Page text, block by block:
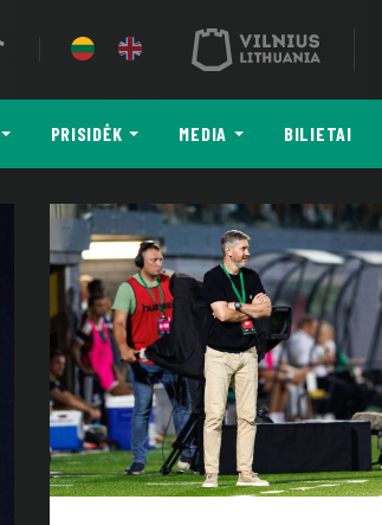
PRISIDĖK MEDIA BILIETAI